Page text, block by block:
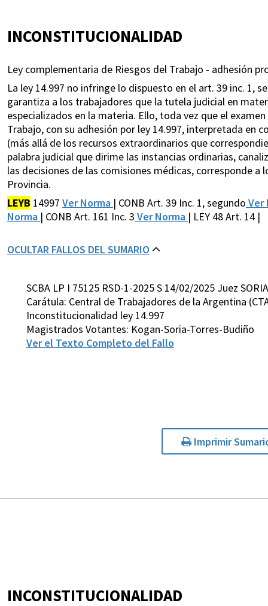
INCONSTITUCIONALIDAD
Ley complementaria de Riesgos del Trabajo - adhesión
La ley 14.997 no infringe lo dispuesto en el art. 39 inc. 1,
garantiza a los trabajadores que la tutela judicial en
especializados en la materia. Ello, toda vez que el
Trabajo, con su adhesión por ley 14.997, interpretada en
(más allá de los recursos extraordinarios que
palabra judicial que dirime las instancias ordinarias,
las decisiones de las comisiones médicas, corresponde
Provincia.
LEYB 14997 Ver Norma | CONB Art. 39 Inc. 1, segundo Ver
Norma | CONB Art. 161 Inc. 3 Ver Norma | LEY 48 Art. 14 |
OCULTAR FALLOS DEL SUMARIO
SCBA LP I 75125 RSD-1-2025 S 14/02/2025 Juez
Carátula: Central de Trabajadores de la Argentina
Inconstitucionalidad ley 14.997
Magistrados Votantes: Kogan-Soria-Torres-Budiño
Ver el Texto Completo del Fallo
Imprimir
INCONSTITUCIONALIDAD